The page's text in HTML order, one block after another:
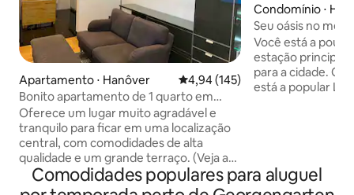
Apartamento ⋅ Hanôver 4,94 de uma avaliação média de
4,94 (145)
Bonito apartamento de 1 quarto em
localização central em Hannover
Oferece um lugar muito agradável e
tranquilo para ficar em uma localização
central, com comodidades de alta
qualidade e um grande terraço. (Veja as
fotos) Excelentes conexões de
transporte público. Também perto do
Condomínio ⋅
Seu oásis no
Você está a
estação principal,
para a cidade. Quase na frente da porta
está a popular
TVs. O Wi-Fi
varanda. O
Comodidades populares para aluguel